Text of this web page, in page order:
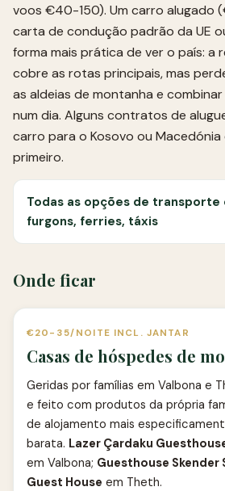
voos €40-150). Um carro alugado
carta de condução padrão da UE
forma mais prática de ver o país: a
cobre as rotas principais, mas
as aldeias de montanha e combinar
num dia. Alguns contratos de
carro para o Kosovo ou Macedónia
primeiro.
Todas as opções de transporte
furgons, ferries, táxis
Onde ficar
€20-35/NOITE INCL. JANTAR
Casas de hóspedes de
Geridas por famílias em Valbona e
e feito com produtos da própria
de alojamento mais
barata. Lazer Çardaku
em Valbona; Guesthouse Skender
Guest House em Theth.